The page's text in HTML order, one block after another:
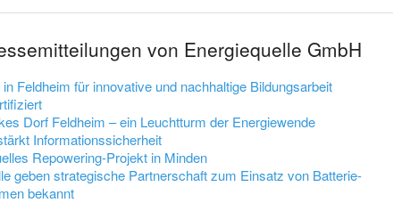
von Energiequelle GmbH
Feldheim für innovative und nachhaltige Bildungsarbeit
Dorf Feldheim – ein Leuchtturm der Energiewende
Informationssicherheit
Repowering-Projekt in Minden
geben strategische Partnerschaft zum Einsatz von Batterie-
bekannt